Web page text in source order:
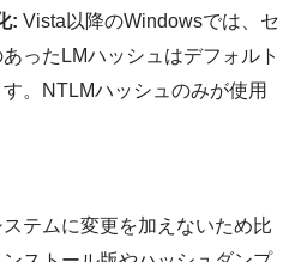
: Vista以降のWindowsでは、セ
ったLMハッシュはデフォルト
。NTLMハッシュのみが使用
テムに変更を加えないため比